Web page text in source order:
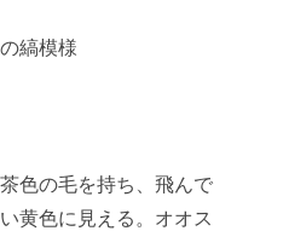
縞模様
色の毛を持ち、飛んで
黄色に見える。オオス